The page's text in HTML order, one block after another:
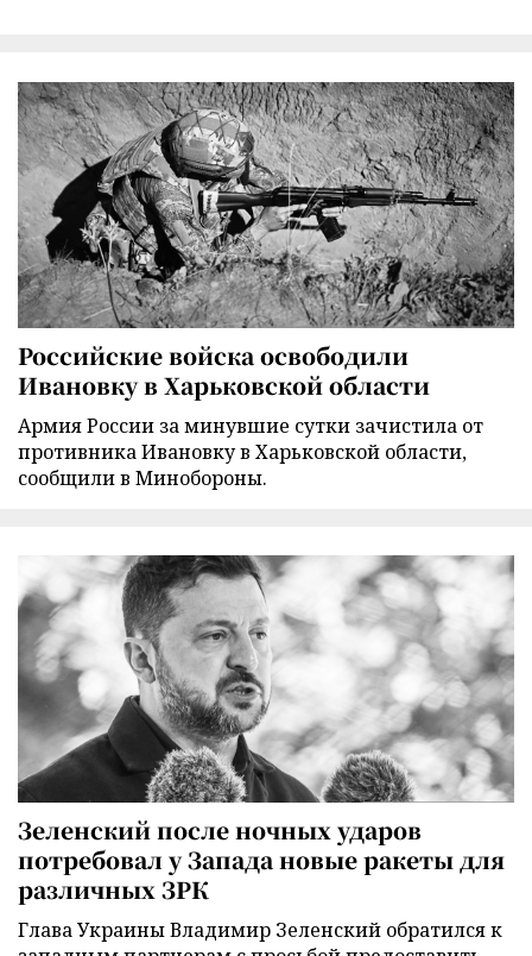
Российские войска освободили
Ивановку в Харьковской области
Армия России за минувшие сутки зачистила от
противника Ивановку в Харьковской области,
сообщили в Минобороны.
Зеленский после ночных ударов
потребовал у Запада новые ракеты для
различных ЗРК
Глава Украины Владимир Зеленский обратился к